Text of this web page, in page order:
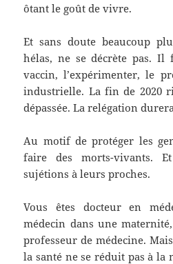
ôtant le goût de vivre.
Et sans doute beaucoup
hélas, ne se décrète pas.
vaccin, l’expérimenter, le
industrielle. La fin de 2020
dépassée. La relégation
Au motif de protéger les
faire des morts-vivants.
sujétions à leurs proches.
Vous êtes docteur en
médecin dans une
professeur de médecine.
la santé ne se réduit pas à la